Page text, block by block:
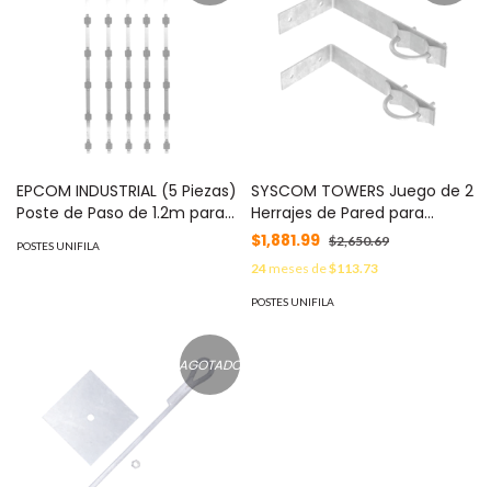
EPCOM INDUSTRIAL (5 Piezas)
Poste de Paso de 1.2m para
Cuadrado de Aluminio de 1"
POSTES UNIFILA
SYSCOM TOWERS Juego de 2
Herrajes de Pared para
Sujeción de Mástil (1-1/4" a
2") MOD: SMR-PH
$1,881.99 $2,650.69
24meses de$113.73
POSTES UNIFILA
AGOTADO